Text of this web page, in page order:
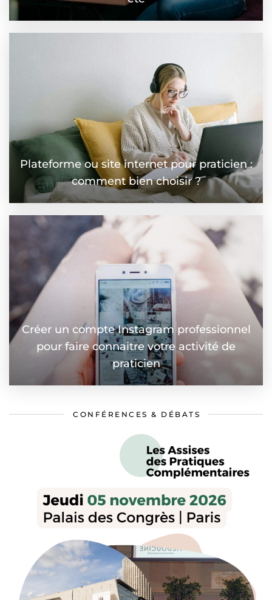
Plateforme ou site internet pour praticien :
comment bien choisir ?
Créer un compte Instagram professionnel
pour faire connaitre votre activité de
praticien
CONFÉRENCES & DÉBATS